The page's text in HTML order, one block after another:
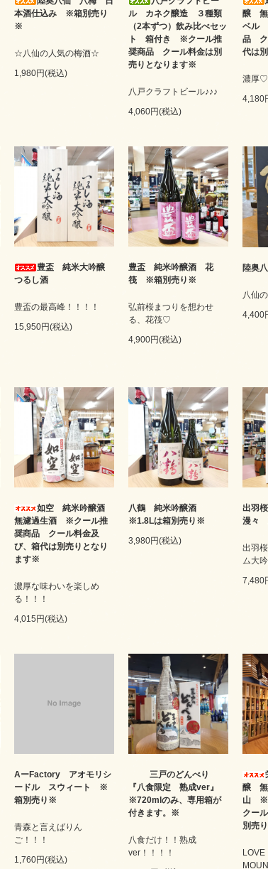
本酒仕込み ※箱別売り
※
☆八仙の人気の梅酒☆
1,980円(税込)
ル カネク醸造 ３種類
（2本ずつ）飲み比べセッ
ト 箱付き ※クール推
奨商品 クール料金は別
売りとなります※
八戸クラフトビール♪♪♪
4,060円(税込)
醸 無
ベル
品 ク
代は
濃厚
4,180
豊盃 純米大吟醸
つるし酒
豊盃の最高峰！！！！
15,950円(税込)
豊盃 純米吟醸酒 花
筏 ※箱別売り※
弘前桜まつりを想わせ
る、花筏♡
4,900円(税込)
陸奥
八仙
4,400
如空 純米吟醸酒
無濾過生酒 ※クール推
奨商品 クール料金及
び、箱代は別売りとなり
ます※
濃厚な味わいを楽しめ
る！！！
4,015円(税込)
八鶴 純米吟醸酒
※1.8Lは箱別売り※
3,980円(税込)
出羽
漫々
出羽
ム大吟
7,480
AーFactory アオモリシ
ードル スウィート ※
箱別売り※
青森と言えばりん
ご！！！
1,760円(税込)
三戸のどんべり
『八食限定 熟成ver』
※720mlのみ、専用箱が
付きます。※
八食だけ！！熟成
ver！！！！
醸 無
山 ※
クー
別売
LOVE